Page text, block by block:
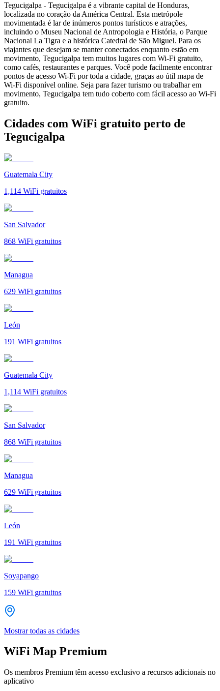
Tegucigalpa - Tegucigalpa é a vibrante capital de Honduras,
localizada no coração da América Central. Esta metrópole
movimentada é lar de inúmeros pontos turísticos e atrações,
incluindo o Museu Nacional de Antropologia e História, o Parque
Nacional La Tigra e a histórica Catedral de São Miguel. Para os
viajantes que desejam se manter conectados enquanto estão em
movimento, Tegucigalpa tem muitos lugares com Wi-Fi gratuito,
como cafés, restaurantes e parques. Você pode facilmente encontrar
pontos de acesso Wi-Fi por toda a cidade, graças ao útil mapa de
Wi-Fi disponível online. Seja para fazer turismo ou trabalhar em
movimento, Tegucigalpa tem tudo coberto com fácil acesso ao Wi-Fi
gratuito.
Cidades com WiFi gratuito perto de
Tegucigalpa
Guatemala City
1,114 WiFi gratuitos
San Salvador
868 WiFi gratuitos
Managua
629 WiFi gratuitos
León
191 WiFi gratuitos
Guatemala City
1,114 WiFi gratuitos
San Salvador
868 WiFi gratuitos
Managua
629 WiFi gratuitos
León
191 WiFi gratuitos
Soyapango
159 WiFi gratuitos
Mostrar todas as cidades
WiFi Map Premium
Os membros Premium têm acesso exclusivo a recursos adicionais no
aplicativo